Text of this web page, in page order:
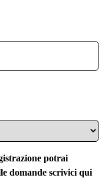
potrai
domande scrivici qui